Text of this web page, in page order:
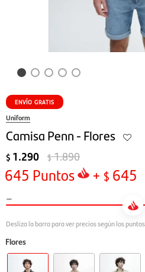
ENVÍO GRATIS
Uniform
Camisa Penn - Flores
$ 1.290 $1.890
645 Puntos + $ 645
-
Flores